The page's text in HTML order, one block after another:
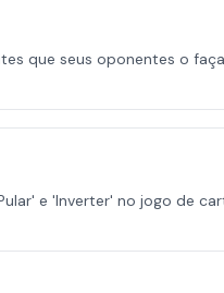
que seus oponentes o
e 'Inverter' no jogo de